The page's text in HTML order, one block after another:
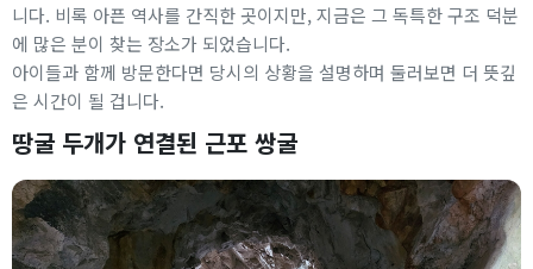
니다. 비록 아픈 역사를 간직한 곳이지만, 지금은 그 독특한 구조 덕분
에 많은 분이 찾는 장소가 되었습니다.
아이들과 함께 방문한다면 당시의 상황을 설명하며 둘러보면 더 뜻깊
은 시간이 될 겁니다.
땅굴 두개가 연결된 근포 쌍굴